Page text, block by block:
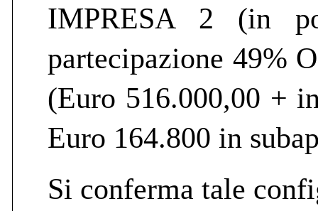
IMPRESA 2 (in
partecipazione 49%
(Euro 516.000,00 +
Euro 164.800 in
Si conferma tale